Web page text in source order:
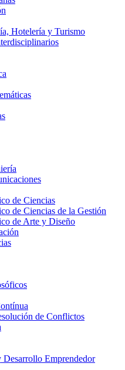
Hotelería y Turismo
de Ciencias
de Ciencias de la Gestión
de Arte y Diseño
de Conflictos
Emprendedor